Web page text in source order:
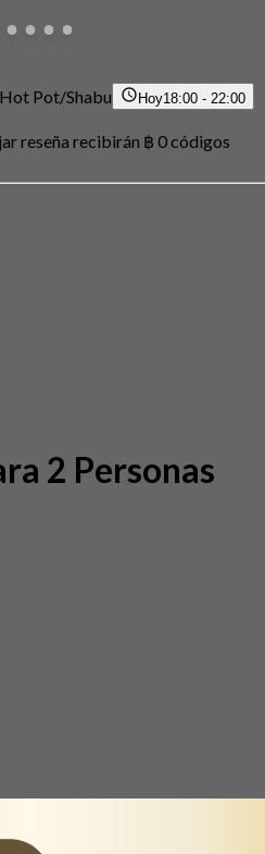
Hot Pot/Shabu Hoy18:00 - 22:00
reseña recibirán ฿ 0 códigos
2 Personas